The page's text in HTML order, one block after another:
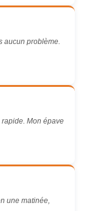
aucun problème.
Mon épave
une matinée,